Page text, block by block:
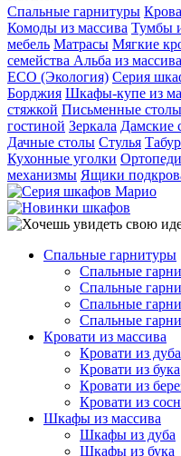
Спальные гарнитуры
Комоды из массива Тумбы
мебель Матрасы Мягкие
семейства Альба из массива
ECO (Экология) Серия
Борджия Шкафы-купе из
стяжкой Письменные столы
гостиной Зеркала Дамские
Дачные столы Стулья
Кухонные уголки
механизмы Ящики
Спальные гарнитуры
Спальные
Спальные
Спальные
Спальные
Кровати из массива
Кровати из дуба
Кровати из бука
Кровати из
Кровати из
Шкафы из массива
Шкафы из дуба
Шкафы из бука